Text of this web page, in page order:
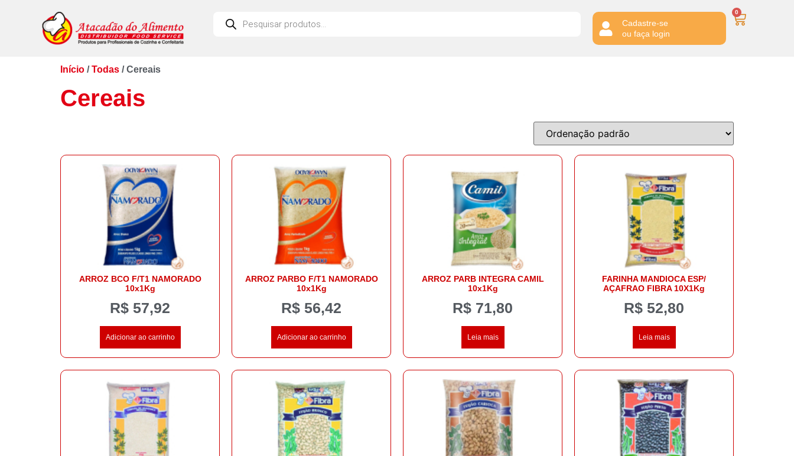
Cadastre-se
ou faça login
0
Início /Todas / Cereais
Cereais
ARROZ BCO F/T1 NAMORADO
10x1Kg
R$ 57,92
Adicionar ao carrinho
ARROZ PARBO F/T1 NAMORADO
10x1Kg
R$ 56,42
Adicionar ao carrinho
ARROZ PARB INTEGRA CAMIL
10x1Kg
R$ 71,80
Leia mais
FARINHA MANDIOCA ESP/
AÇAFRAO FIBRA 10X1Kg
R$ 52,80
Leia mais